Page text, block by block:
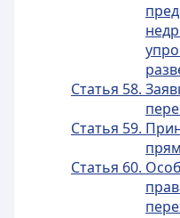
Статья 58.
Статья 59.
Статья 60.